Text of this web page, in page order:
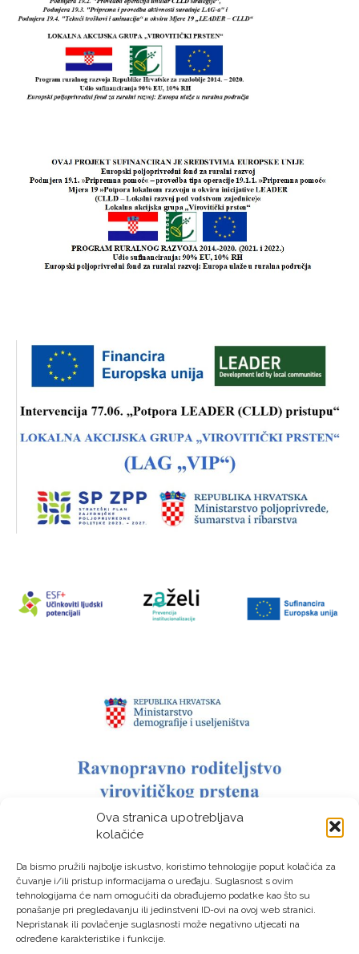
Ova stranica upotrebljava
kolačiće
Da bismo pružili najbolje iskustvo, koristimo tehnologije poput kolačića za
čuvanje i/ili pristup informacijama o uređaju. Suglasnost s ovim
tehnologijama će nam omogućiti da obrađujemo podatke kao što su
ponašanje pri pregledavanju ili jedinstveni ID-ovi na ovoj web stranici.
Nepristanak ili povlačenje suglasnosti može negativno utjecati na
određene karakteristike i funkcije.